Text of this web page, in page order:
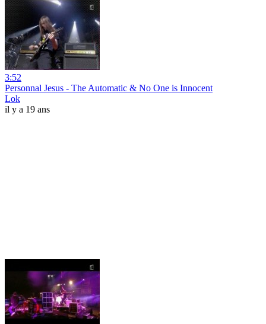
3:52
Personnal Jesus - The Automatic & No One is Innocent
Lok
il y a 19 ans